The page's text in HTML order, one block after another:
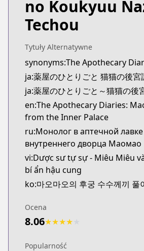
MangaUpdates
MangaUpdates
https://
novelUpdates
https://
Book☆Walker
Book☆Walker
https://bookwalker.jp/
no Koukyuu
Techou
Tytuły Alternatywne
ja:薬屋のひとりごと 猫猫の後宮
ja:薬屋のひとりごと～猫猫の後
en:The Apothecary Diaries:
from the Inner Palace
ru:Монолог в аптечной
внутреннего дворца Маомао
vi:Dược sư tự sự - Miêu Miêu
bí ẩn hậu cung
ko:마오마오의 후궁 수수께끼 풀
Ocena
8.06★★★★
Popularność